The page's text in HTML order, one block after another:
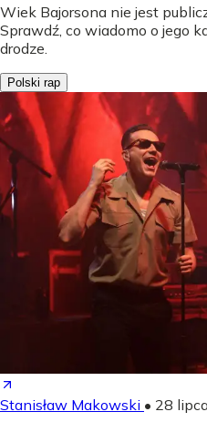
Wiek Bajorsona nie jest
Sprawdź, co wiadomo o jego
drodze.
Polski rap
Stanisław Makowski • 28